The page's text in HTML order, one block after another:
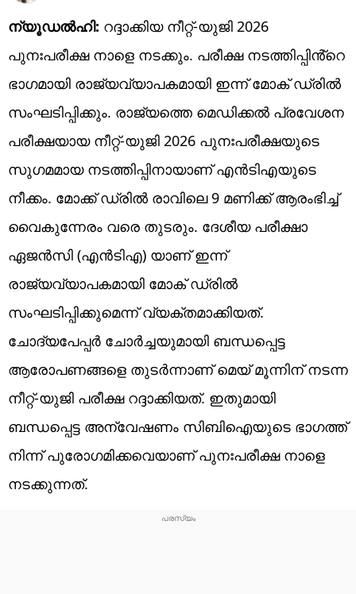
ന്യൂഡൽഹി: റദ്ദാക്കിയ നീറ്റ്-യുജി 2026
പുനഃപരീക്ഷ നാളെ നടക്കും. പരീക്ഷ നടത്തിപ്പിൻ്റെ
ഭാ​ഗമായി രാജ്യവ്യാപകമായി ഇന്ന് മോക് ഡ്രിൽ
സംഘടിപ്പിക്കും. രാജ്യത്തെ മെഡിക്കൽ പ്രവേശന
പരീക്ഷയായ നീറ്റ്-യുജി 2026 പുനഃപരീക്ഷയുടെ
സുഗമമായ നടത്തിപ്പിനായാണ് എൻടിഎയുടെ
നീക്കം. മോക്ക് ഡ്രിൽ രാവിലെ 9 മണിക്ക് ആരംഭിച്ച്
വൈകുന്നേരം വരെ തുടരും. ദേശീയ പരീക്ഷാ
ഏജൻസി (എൻടിഎ) യാണ് ഇന്ന്
രാജ്യവ്യാപകമായി മോക് ഡ്രിൽ
സംഘടിപ്പിക്കുമെന്ന് വ്യക്തമാക്കിയത്.
ചോദ്യപേപ്പർ ചോർച്ചയുമായി ബന്ധപ്പെട്ട
ആരോപണങ്ങളെ തുടർന്നാണ് മെയ് മൂന്നിന് നടന്ന
നീറ്റ്-യുജി പരീക്ഷ റദ്ദാക്കിയത്. ഇതുമായി
ബന്ധപ്പെട്ട അന്വേഷണം സിബിഐയുടെ ഭാ​ഗത്ത്
നിന്ന് പുരോ​ഗമിക്കവെയാണ് പുനഃപരീക്ഷ നാളെ
നടക്കുന്നത്.